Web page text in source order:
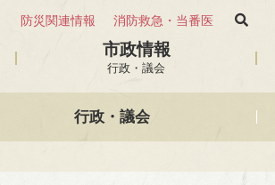
防災関連情報 消防救急・当番医
市政情報
行政・議会
行政・議会